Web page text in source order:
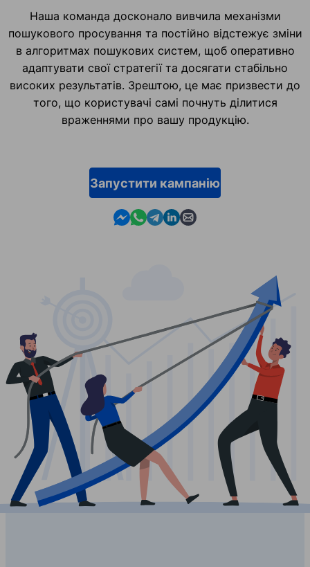
Наша команда досконало вивчила механізми
пошукового просування та постійно відстежує зміни
в алгоритмах пошукових систем, щоб оперативно
адаптувати свої стратегії та досягати стабільно
високих результатів. Зрештою, це має призвести до
того, що користувачі самі почнуть ділитися
враженнями про вашу продукцію.
Запустити кампанію
Contact us in Messenger
Contact us in WhatsApp
Contact us in Telegram
Contact us in Linkedin
Contact us by email